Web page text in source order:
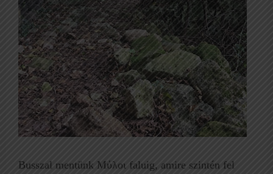
Busszal mentünk Μύλοι faluig, amire szintén fel